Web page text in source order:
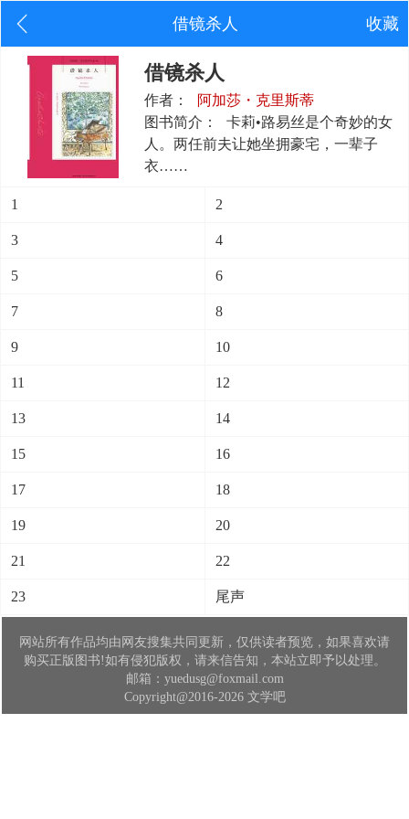
借镜杀人 收藏
借镜杀人
作者：
阿加莎・克里斯蒂
图书简介：
卡莉•路易丝是个奇妙的女
人。两任前夫让她坐拥豪宅，一辈子
衣……
1 2
3 4
5 6
7 8
9 10
11 12
13 14
15 16
17 18
19 20
21 22
23 尾声
网站所有作品均由网友搜集共同更新，仅供读者预览，如果喜欢请
购买正版图书!如有侵犯版权，请来信告知，本站立即予以处理。
邮箱：yuedusg@foxmail.com
Copyright@2016-2026 文学吧